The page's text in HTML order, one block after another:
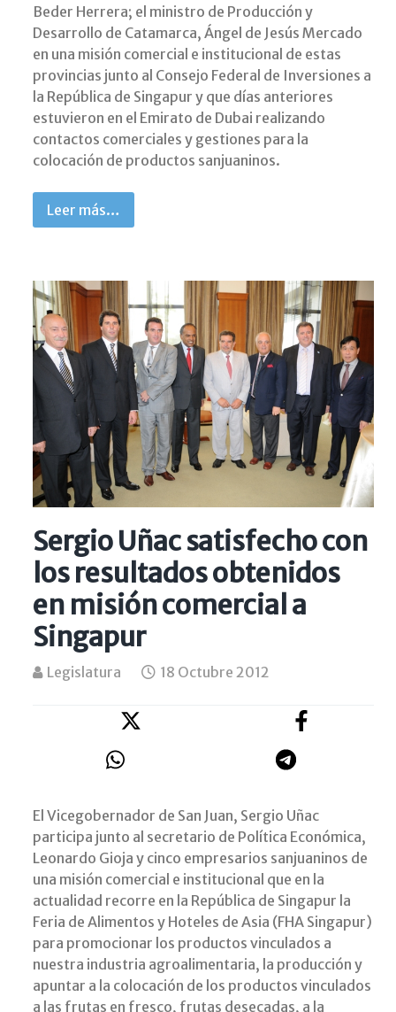
Beder Herrera; el ministro de Producción y
Desarrollo de Catamarca, Ángel de Jesús Mercado
en una misión comercial e institucional de estas
provincias junto al Consejo Federal de Inversiones a
la República de Singapur y que días anteriores
estuvieron en el Emirato de Dubai realizando
contactos comerciales y gestiones para la
colocación de productos sanjuaninos.
Leer más…
Sergio Uñac satisfecho con
los resultados obtenidos
en misión comercial a
Singapur
Legislatura 18 Octubre 2012
El Vicegobernador de San Juan, Sergio Uñac
participa junto al secretario de Política Económica,
Leonardo Gioja y cinco empresarios sanjuaninos de
una misión comercial e institucional que en la
actualidad recorre en la República de Singapur la
Feria de Alimentos y Hoteles de Asia (FHA Singapur)
para promocionar los productos vinculados a
nuestra industria agroalimentaria, la producción y
apuntar a la colocación de los productos vinculados
a las frutas en fresco, frutas desecadas, a la